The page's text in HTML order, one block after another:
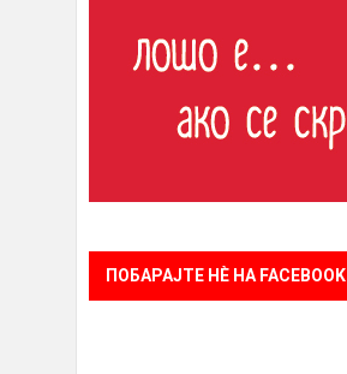
ПОБАРАЈТЕ НÈ НА FACEBOOK